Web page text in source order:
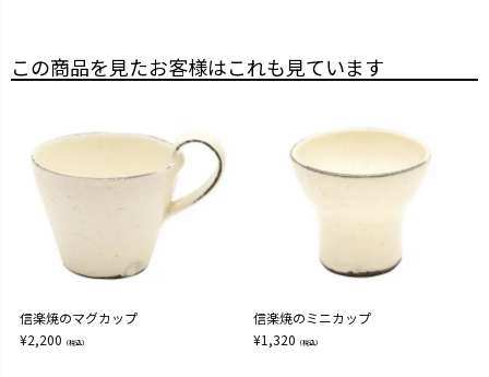
この商品を見たお客様はこれも見ています
信楽焼のマグカップ
¥2,200 （税込）
信楽焼のミニカップ
¥1,320 （税込）